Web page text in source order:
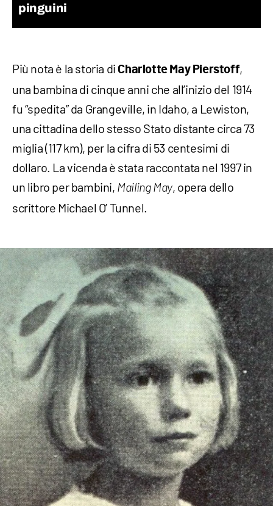
pinguini
Più nota è la storia di Charlotte May Pierstoff,
una bambina di cinque anni che all’inizio del 1914
fu “spedita” da Grangeville, in Idaho, a Lewiston,
una cittadina dello stesso Stato distante circa 73
miglia (117 km), per la cifra di 53 centesimi di
dollaro. La vicenda è stata raccontata nel 1997 in
un libro per bambini, Mailing May, opera dello
scrittore Michael O’ Tunnel.